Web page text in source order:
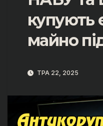
купують
майно
ТРА 22, 2025